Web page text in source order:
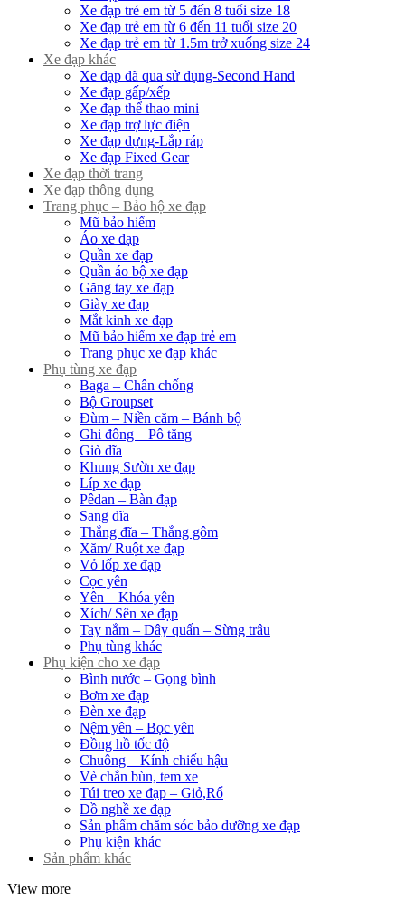
Xe đạp trẻ em từ 5 đến 8 tuổi size 18
Xe đạp trẻ em từ 6 đến 11 tuổi size 20
Xe đạp trẻ em từ 1.5m trở xuống size 24
Xe đạp khác
Xe đạp đã qua sử dụng-Second Hand
Xe đạp gấp/xếp
Xe đạp thể thao mini
Xe đạp trợ lực điện
Xe đạp dựng-Lắp ráp
Xe đạp Fixed Gear
Xe đạp thời trang
Xe đạp thông dụng
Trang phục – Bảo hộ xe đạp
Mũ bảo hiểm
Áo xe đạp
Quần xe đạp
Quần áo bộ xe đạp
Găng tay xe đạp
Giày xe đạp
Mắt kinh xe đạp
Mũ bảo hiểm xe đạp trẻ em
Trang phục xe đạp khác
Phụ tùng xe đạp
Baga – Chân chống
Bộ Groupset
Đùm – Niền căm – Bánh bộ
Ghi đông – Pô tăng
Giò dĩa
Khung Sườn xe đạp
Líp xe đạp
Pêdan – Bàn đạp
Sang đĩa
Thắng đĩa – Thắng gôm
Xăm/ Ruột xe đạp
Vỏ lốp xe đạp
Cọc yên
Yên – Khóa yên
Xích/ Sên xe đạp
Tay nắm – Dây quấn – Sừng trâu
Phụ tùng khác
Phụ kiện cho xe đạp
Bình nước – Gọng bình
Bơm xe đạp
Đèn xe đạp
Nệm yên – Bọc yên
Đồng hồ tốc độ
Chuông – Kính chiếu hậu
Vè chắn bùn, tem xe
Túi treo xe đạp – Giỏ,Rổ
Đồ nghề xe đạp
Sản phẩm chăm sóc bảo dưỡng xe đạp
Phụ kiện khác
Sản phẩm khác
View more